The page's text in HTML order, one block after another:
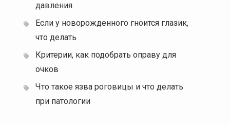
давления
Если у новорожденного гноится глазик,
что делать
Критерии, как подобрать оправу для
очков
Что такое язва роговицы и что делать
при патологии